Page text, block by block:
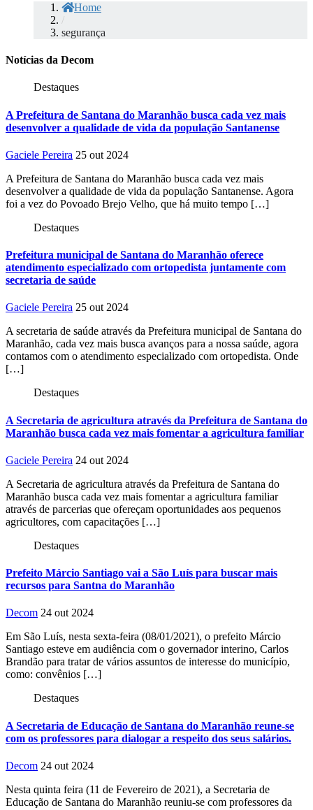
Home
/
segurança
Notícias da Decom
Destaques
A Prefeitura de Santana do Maranhão busca cada vez mais
desenvolver a qualidade de vida da população Santanense
Gaciele Pereira 25 out 2024
A Prefeitura de Santana do Maranhão busca cada vez mais
desenvolver a qualidade de vida da população Santanense. Agora
foi a vez do Povoado Brejo Velho, que há muito tempo […]
Destaques
Prefeitura municipal de Santana do Maranhão oferece
atendimento especializado com ortopedista juntamente com
secretaria de saúde
Gaciele Pereira 25 out 2024
A secretaria de saúde através da Prefeitura municipal de Santana do
Maranhão, cada vez mais busca avanços para a nossa saúde, agora
contamos com o atendimento especializado com ortopedista. Onde
[…]
Destaques
A Secretaria de agricultura através da Prefeitura de Santana do
Maranhão busca cada vez mais fomentar a agricultura familiar
Gaciele Pereira 24 out 2024
A Secretaria de agricultura através da Prefeitura de Santana do
Maranhão busca cada vez mais fomentar a agricultura familiar
através de parcerias que ofereçam oportunidades aos pequenos
agricultores, com capacitações […]
Destaques
Prefeito Márcio Santiago vai a São Luís para buscar mais
recursos para Santna do Maranhão
Decom 24 out 2024
Em São Luís, nesta sexta-feira (08/01/2021), o prefeito Márcio
Santiago esteve em audiência com o governador interino, Carlos
Brandão para tratar de vários assuntos de interesse do município,
como: convênios […]
Destaques
A Secretaria de Educação de Santana do Maranhão reune-se
com os professores para dialogar a respeito dos seus salários.
Decom 24 out 2024
Nesta quinta feira (11 de Fevereiro de 2021), a Secretaria de
Educação de Santana do Maranhão reuniu-se com professores da